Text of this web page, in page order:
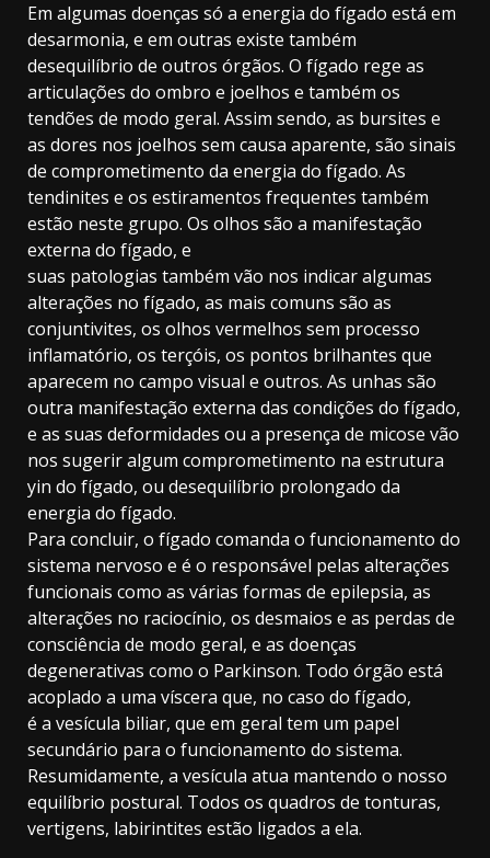
Em algumas doenças só a energia do fígado está em
desarmonia, e em outras existe também
desequilíbrio de outros órgãos. O fígado rege as
articulações do ombro e joelhos e também os
tendões de modo geral. Assim sendo, as bursites e
as dores nos joelhos sem causa aparente, são sinais
de comprometimento da energia do fígado. As
tendinites e os estiramentos frequentes também
estão neste grupo. Os olhos são a manifestação
externa do fígado, e
suas patologias também vão nos indicar algumas
alterações no fígado, as mais comuns são as
conjuntivites, os olhos vermelhos sem processo
inflamatório, os terçóis, os pontos brilhantes que
aparecem no campo visual e outros. As unhas são
outra manifestação externa das condições do fígado,
e as suas deformidades ou a presença de micose vão
nos sugerir algum comprometimento na estrutura
yin do fígado, ou desequilíbrio prolongado da
energia do fígado.
Para concluir, o fígado comanda o funcionamento do
sistema nervoso e é o responsável pelas alterações
funcionais como as várias formas de epilepsia, as
alterações no raciocínio, os desmaios e as perdas de
consciência de modo geral, e as doenças
degenerativas como o Parkinson. Todo órgão está
acoplado a uma víscera que, no caso do fígado,
é a vesícula biliar, que em geral tem um papel
secundário para o funcionamento do sistema.
Resumidamente, a vesícula atua mantendo o nosso
equilíbrio postural. Todos os quadros de tonturas,
vertigens, labirintites estão ligados a ela.